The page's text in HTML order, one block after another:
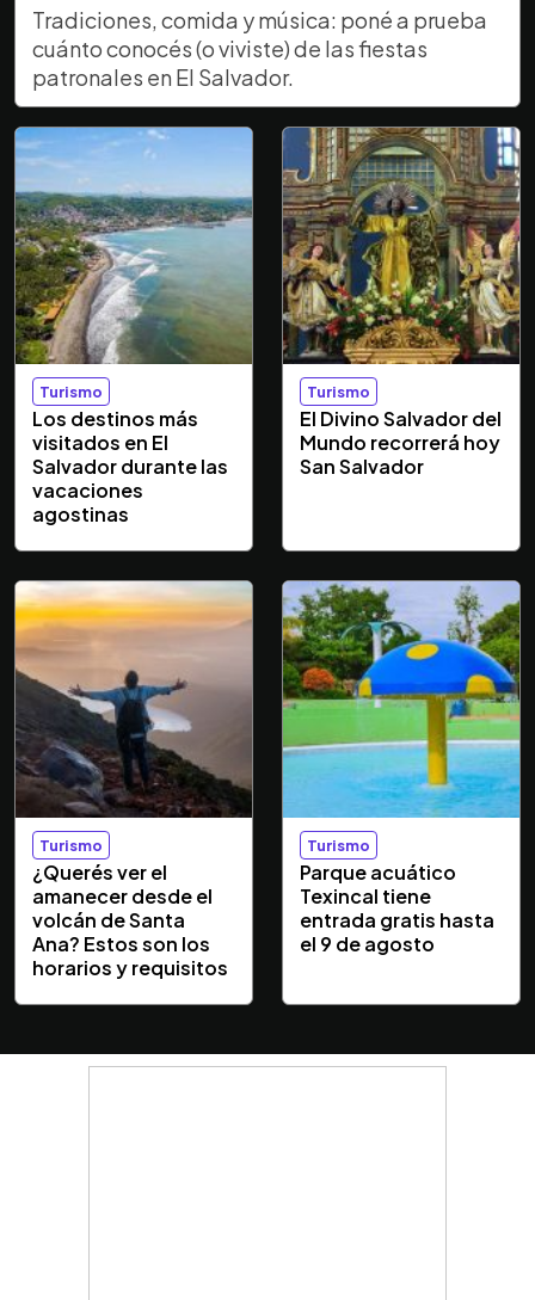
Tradiciones, comida y música: poné a prueba
cuánto conocés (o viviste) de las fiestas
patronales en El Salvador.
Turismo
Los destinos más
visitados en El
Salvador durante las
vacaciones
agostinas
Turismo
El Divino Salvador del
Mundo recorrerá hoy
San Salvador
Turismo
¿Querés ver el
amanecer desde el
volcán de Santa
Ana? Estos son los
horarios y requisitos
Turismo
Parque acuático
Texincal tiene
entrada gratis hasta
el 9 de agosto